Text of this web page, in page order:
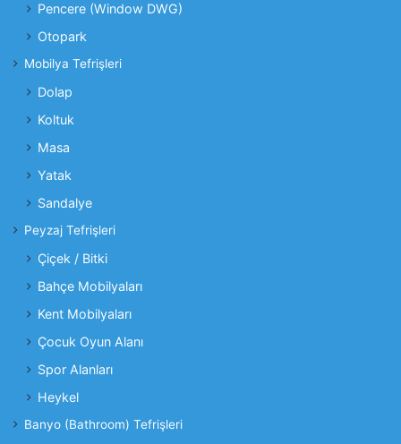
Pencere (Window DWG)
Otopark
Mobilya Tefrişleri
Dolap
Koltuk
Masa
Yatak
Sandalye
Peyzaj Tefrişleri
Çiçek / Bitki
Bahçe Mobilyaları
Kent Mobilyaları
Çocuk Oyun Alanı
Spor Alanları
Heykel
Banyo (Bathroom) Tefrişleri